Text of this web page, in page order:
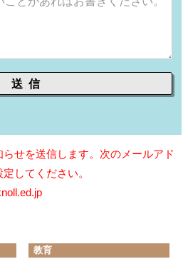
せを送信します。次のメールアド
してください。
教育